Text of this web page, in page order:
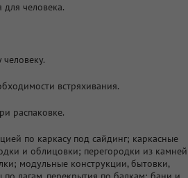
для человека.
встряхивания.
распаковке.
по каркасу под сайдинг; каркасные
и облицовки; перегородки из камней
модульные конструкции, бытовки,